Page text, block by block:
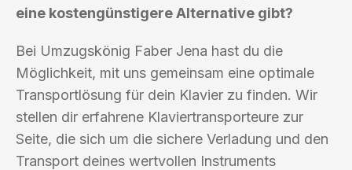
eine kostengünstigere Alternative gibt?
Bei Umzugskönig Faber Jena hast du die
Möglichkeit, mit uns gemeinsam eine optimale
Transportlösung für dein Klavier zu finden. Wir
stellen dir erfahrene Klaviertransporteure zur
Seite, die sich um die sichere Verladung und den
Transport deines wertvollen Instruments